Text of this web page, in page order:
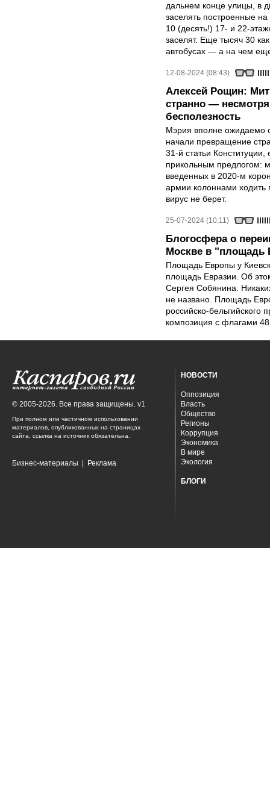
дальнем конце улицы, в
заселять построенные
10 (десять!) 17- и 22-
заселят. Еще тысяч 30
автобусах — а на чем
12-08-2024 (08:43)
Алексей Рощин:
странно —
бесполезность
Мэрия вполне ожидаемо
начали превращение
31-й статьи
прикольным предлогом:
введенных в 2020-м
армии колоннами
вирус не берет.
25-07-2024 (10:11)
Блогосфера о
Москве в "площадь
Площадь Европы у
площадь Евразии. Об
Сергея Собянина.
не названо. Площадь
российско-бельгийского
композиция с флагами
© 2005-2026. Все права защищены. v1
При полном или частичном использовании
материалов, опубликованных на страницах
сайта, ссылка на источник обязательна.
Бизнес-материалы Реклама
НОВОСТИ
Оппозиция
Власть
Общество
Регионы
Коррупция
Экономика
В мире
Экология
БЛОГИ